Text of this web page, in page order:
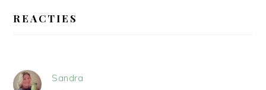
INTERACTIES
REACTIES
Sandra